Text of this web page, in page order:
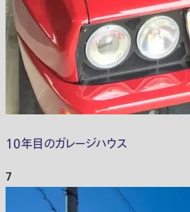
10年目のガレージハウス
7